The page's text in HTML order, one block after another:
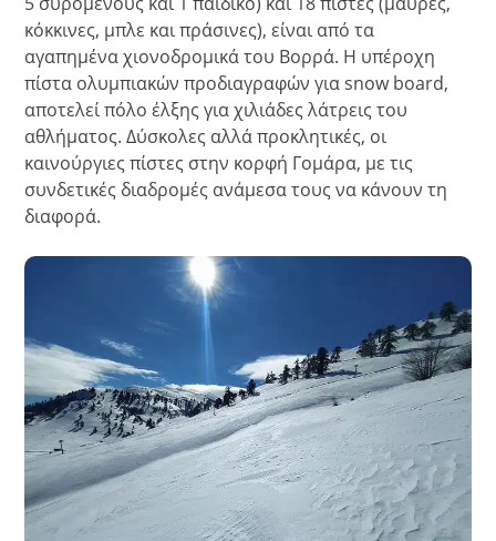
κόκκινες, μπλε και πράσινες), είναι από τα
αγαπημένα χιονοδρομικά του Βορρά. Η υπέροχη
πίστα ολυμπιακών προδιαγραφών για snow board,
αποτελεί πόλο έλξης για χιλιάδες λάτρεις του
αθλήματος. Δύσκολες αλλά προκλητικές, οι
καινούργιες πίστες στην κορφή Γομάρα, με τις
συνδετικές διαδρομές ανάμεσα τους να κάνουν τη
διαφορά.